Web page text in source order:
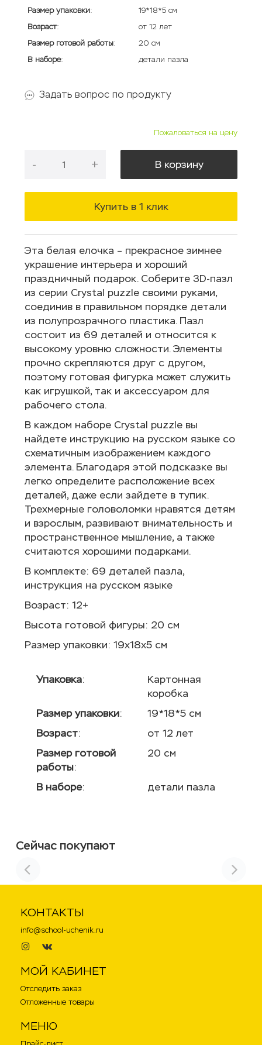
Размер упаковки:
19*18*5 см
Возраст:
от 12 лет
Размер готовой работы:
20 см
В наборе: детали пазла
Задать вопрос по продукту
Пожаловаться на цену
- + В корзину
Купить в 1 клик
Эта белая елочка – прекрасное зимнее
украшение интерьера и хороший
праздничный подарок. Соберите 3D-пазл
из серии Crystal puzzle своими руками,
соединив в правильном порядке детали
из полупрозрачного пластика. Пазл
состоит из 69 деталей и относится к
высокому уровню сложности. Элементы
прочно скрепляются друг с другом,
поэтому готовая фигурка может служить
как игрушкой, так и аксессуаром для
рабочего стола.
В каждом наборе Crystal puzzle вы
найдете инструкцию на русском языке со
схематичным изображением каждого
элемента. Благодаря этой подсказке вы
легко определите расположение всех
деталей, даже если зайдете в тупик.
Трехмерные головоломки нравятся детям
и взрослым, развивают внимательность и
пространственное мышление, а также
считаются хорошими подарками.
В комплекте: 69 деталей пазла,
инструкция на русском языке
Возраст: 12+
Высота готовой фигуры: 20 см
Размер упаковки: 19х18х5 см
Упаковка:
Картонная
коробка
Размер упаковки:
19*18*5 см
Возраст:
от 12 лет
Размер готовой
работы:
20 см
В наборе: детали пазла
Сейчас покупают
КОНТАКТЫ
info@school-uchenik.ru
МОЙ КАБИНЕТ
Отследить заказ
Отложенные товары
МЕНЮ